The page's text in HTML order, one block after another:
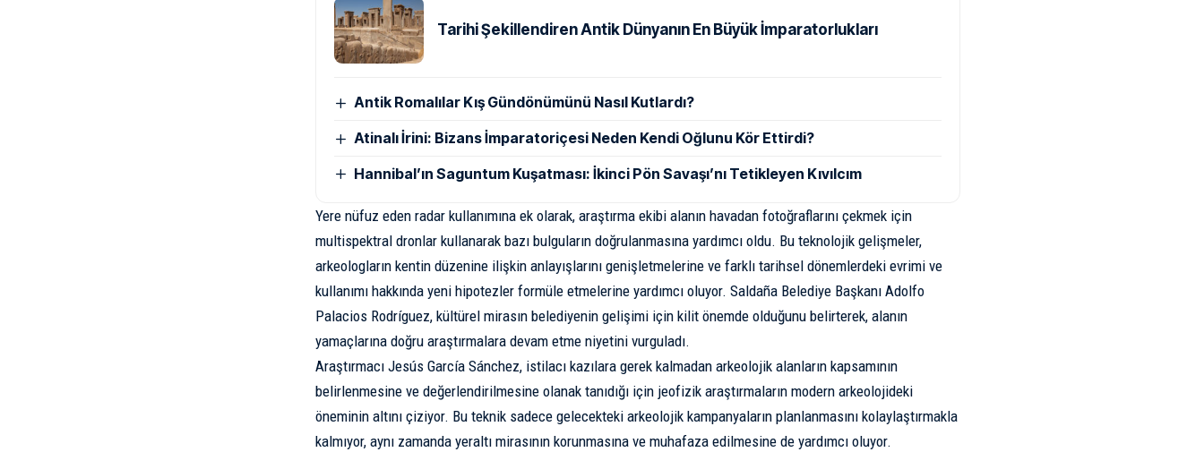
Tarihi Şekillendiren Antik Dünyanın En Büyük İmparatorlukları
Antik Romalılar Kış Gündönümünü Nasıl Kutlardı?
Atinalı İrini: Bizans İmparatoriçesi Neden Kendi Oğlunu Kör Ettirdi?
Hannibal’ın Saguntum Kuşatması: İkinci Pön Savaşı’nı Tetikleyen Kıvılcım
Yere nüfuz eden radar kullanımına ek olarak, araştırma ekibi alanın havadan fotoğraflarını çekmek için
multispektral dronlar kullanarak bazı bulguların doğrulanmasına yardımcı oldu. Bu teknolojik gelişmeler,
arkeologların kentin düzenine ilişkin anlayışlarını genişletmelerine ve farklı tarihsel dönemlerdeki evrimi ve
kullanımı hakkında yeni hipotezler formüle etmelerine yardımcı oluyor. Saldaña Belediye Başkanı Adolfo
Palacios Rodríguez, kültürel mirasın belediyenin gelişimi için kilit önemde olduğunu belirterek, alanın
yamaçlarına doğru araştırmalara devam etme niyetini vurguladı.
Araştırmacı Jesús García Sánchez, istilacı kazılara gerek kalmadan arkeolojik alanların kapsamının
belirlenmesine ve değerlendirilmesine olanak tanıdığı için jeofizik araştırmaların modern arkeolojideki
öneminin altını çiziyor. Bu teknik sadece gelecekteki arkeolojik kampanyaların planlanmasını kolaylaştırmakla
kalmıyor, aynı zamanda yeraltı mirasının korunmasına ve muhafaza edilmesine de yardımcı oluyor.